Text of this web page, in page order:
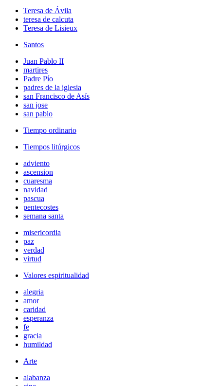
Teresa de Ávila
teresa de calcuta
Teresa de Lisieux
Santos
Juan Pablo II
martires
Padre Pío
padres de la iglesia
san Francisco de Asís
san jose
san pablo
Tiempo ordinario
Tiempos litúrgicos
adviento
ascension
cuaresma
navidad
pascua
pentecostes
semana santa
misericordia
paz
verdad
virtud
Valores espiritualidad
alegria
amor
caridad
esperanza
fe
gracia
humildad
Arte
alabanza